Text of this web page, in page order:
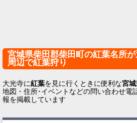
宮城県柴田郡柴田町の紅葉名所
周辺で紅葉狩り
大光寺に紅葉を見に行くときに便利な宮
地図・住所･イベントなどの問い合わせ電
報を掲載しています